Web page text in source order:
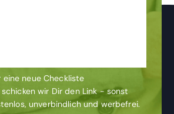
eine neue Checkliste
wir Dir den Link - sonst
unverbindlich und werbefrei.